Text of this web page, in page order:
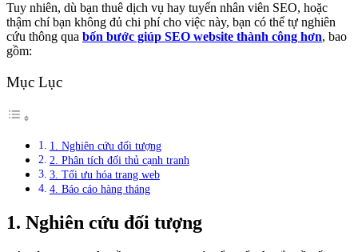
Tuy nhiên, dù bạn thuê dịch vụ hay tuyển nhân viên SEO, hoặc
thậm chí bạn không đủ chi phí cho việc này, bạn có thể tự nghiên
cứu thông qua bốn bước giúp SEO website thành công hơn, bao
gồm:
Mục Lục
1. Nghiên cứu đối tượng
2. Phân tích đối thủ cạnh tranh
3. Tối ưu hóa trang web
4. Báo cáo hàng tháng
1. Nghiên cứu đối tượng